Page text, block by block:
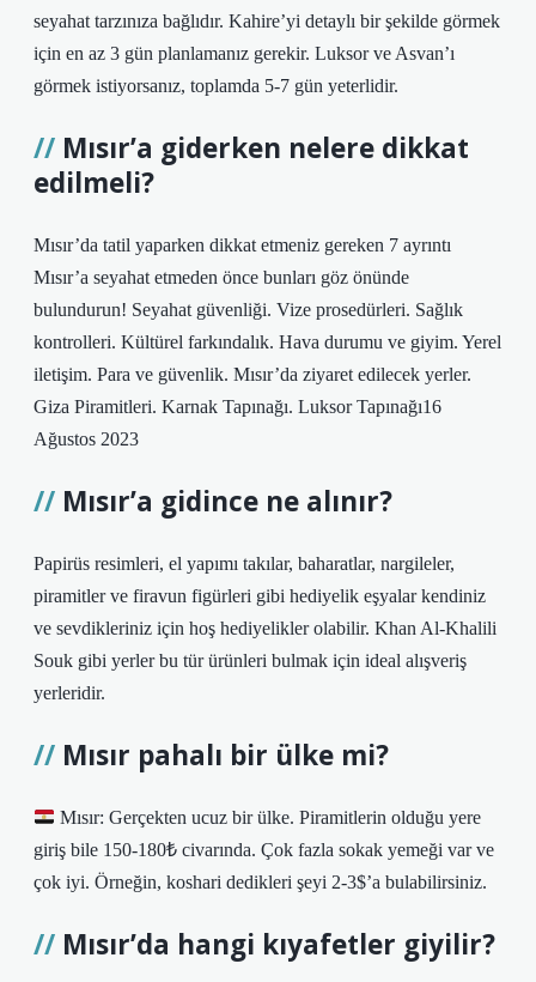
seyahat tarzınıza bağlıdır. Kahire’yi detaylı bir şekilde görmek
için en az 3 gün planlamanız gerekir. Luksor ve Asvan’ı
görmek istiyorsanız, toplamda 5-7 gün yeterlidir.
Mısır’a giderken nelere dikkat
edilmeli?
Mısır’da tatil yaparken dikkat etmeniz gereken 7 ayrıntı
Mısır’a seyahat etmeden önce bunları göz önünde
bulundurun! Seyahat güvenliği. Vize prosedürleri. Sağlık
kontrolleri. Kültürel farkındalık. Hava durumu ve giyim. Yerel
iletişim. Para ve güvenlik. Mısır’da ziyaret edilecek yerler.
Giza Piramitleri. Karnak Tapınağı. Luksor Tapınağı16
Ağustos 2023
Mısır’a gidince ne alınır?
Papirüs resimleri, el yapımı takılar, baharatlar, nargileler,
piramitler ve firavun figürleri gibi hediyelik eşyalar kendiniz
ve sevdikleriniz için hoş hediyelikler olabilir. Khan Al-Khalili
Souk gibi yerler bu tür ürünleri bulmak için ideal alışveriş
yerleridir.
Mısır pahalı bir ülke mi?
Mısır: Gerçekten ucuz bir ülke. Piramitlerin olduğu yere
giriş bile 150-180₺ civarında. Çok fazla sokak yemeği var ve
çok iyi. Örneğin, koshari dedikleri şeyi 2-3$’a bulabilirsiniz.
Mısır’da hangi kıyafetler giyilir?